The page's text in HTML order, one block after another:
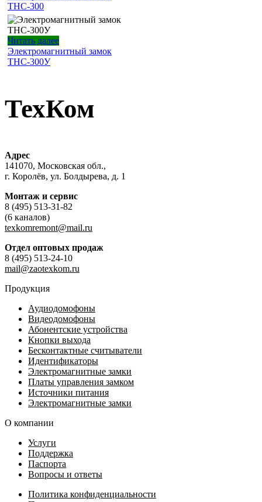
ТНС-300
Читать далее
Электромагнитный замок
ТНС-300У
ТехКом
Адрес
141070, Московская обл.,
г. Королёв, ул. Болдырева, д. 1
Монтаж и сервис
8 (495) 513-31-82
(6 каналов)
texkomremont@mail.ru
Отдел оптовых продаж
8 (495) 513-24-10
mail@zaotexkom.ru
Продукция
Аудиодомофоны
Видеодомофоны
Абонентские устройства
Кнопки выхода
Бесконтактные считыватели
Идентификаторы
Электромагнитные замки
Платы управления замком
Источники питания
Электромагнитные замки
О компании
Услуги
Поддержка
Паспорта
Вопросы и ответы
Политика конфиденциальности